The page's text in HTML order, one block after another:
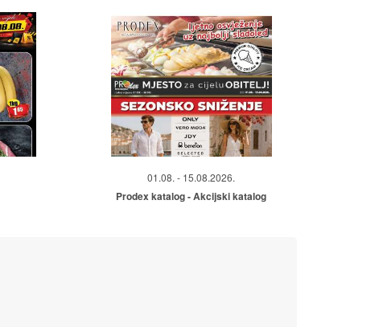
01.08. - 15.08.2026.
Prodex katalog - Akcijski katalog